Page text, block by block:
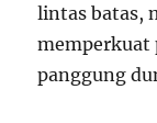
lintas batas,
memperkuat
panggung